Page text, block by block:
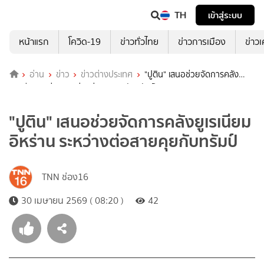
TH
เข้าสู่ระบบ
หน้าแรก
โควิด-19 ข่าวทั่วไทย ข่าวการเมือง ข่าว
อ่าน ข่าว ข่าวต่างประเทศ
"ปูติน" เสนอช่วยจัดการคลัง
ยูเรเนียมอิหร่าน ระหว่างต่อสายคุยกับทรัมป์
"ปูติน" เสนอช่วยจัดการคลังยูเรเนียม
อิหร่าน ระหว่างต่อสายคุยกับทรัมป์
TNN ช่อง16
30 เมษายน 2569 ( 08:20 )
42